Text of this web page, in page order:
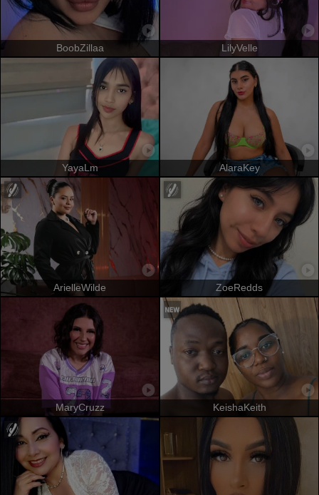
BoobZillaa LilyVelle
YayaLm AlaraKey
ArielleWilde ZoeRedds
MaryCruzz KeishaKeith